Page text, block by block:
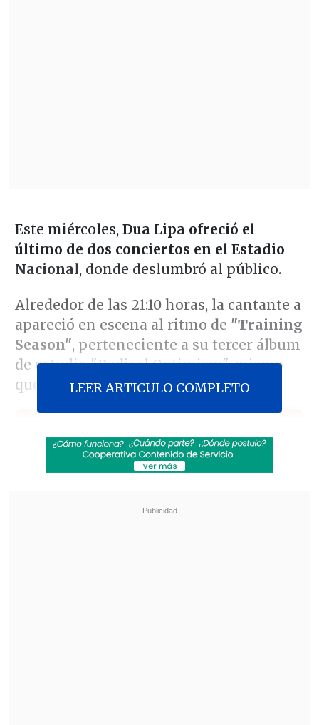
Este miércoles, Dua Lipa ofreció el
último de dos conciertos en el Estadio
Nacional, donde deslumbró al público.
Alrededor de las 21:10 horas, la cantante a
apareció en escena al ritmo de "Training
Season", perteneciente a su tercer álbum
de estudio "Radical Optimism", mismo
que le dio título a la gira actual.
Karol G incluirá colaboraciones con Bruno
Mars y Drake en su nuevo disco
desgarradores testimonios sobre las últimas
LEER ARTICULO COMPLETO